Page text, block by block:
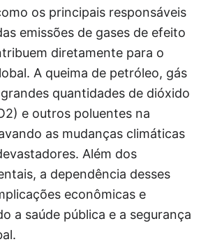
os principais responsáveis
emissões de gases de efeito
diretamente para o
A queima de petróleo, gás
quantidades de dióxido
e outros poluentes na
as mudanças climáticas
Além dos
a dependência desses
econômicas e
a saúde pública e a segurança